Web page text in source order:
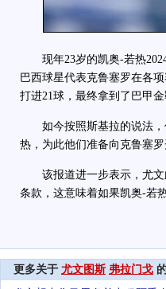
现年23岁的凯奥-若热2024
巴西球星代表克鲁塞罗在各
打进21球，最终拿到了巴甲金
如今按照斯基拉的说法，
热，为此他们准备向克鲁塞罗
该报道进一步表示，尤文
条款，这意味着如果凯奥-若
更多关于 尤文图斯 弗拉门戈